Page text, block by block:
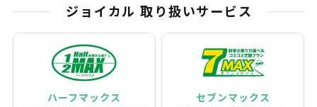
ジョイカル 取り扱いサービス
ハーフマックス セブンマックス